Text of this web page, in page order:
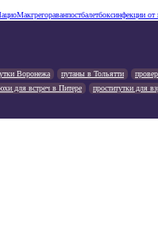
Макгрегораванпостбалетбоксинфекции от
Воронежа путаны в Тольятти
для встреч в Питере проститутки для